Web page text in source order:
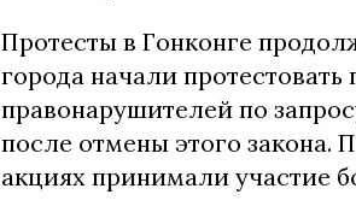
Протесты в Гонконге
города начали
правонарушителей по
после отмены этого закона.
акциях принимали участие